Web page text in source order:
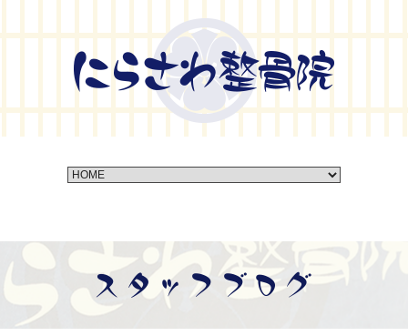
スタッフブログ